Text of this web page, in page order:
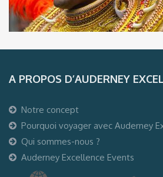
A PROPOS D’AUDERNEY
Notre concept
Pourquoi voyager avec Auderney
Qui sommes-nous ?
Auderney Excellence Events